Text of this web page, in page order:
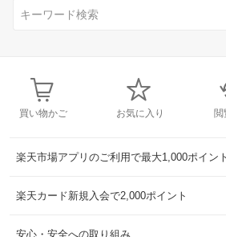
買い物かご お気に入り 閲
楽天市場アプリのご利用で最大1,000ポイン
楽天カード新規入会で2,000ポイント
安心・安全への取り組み